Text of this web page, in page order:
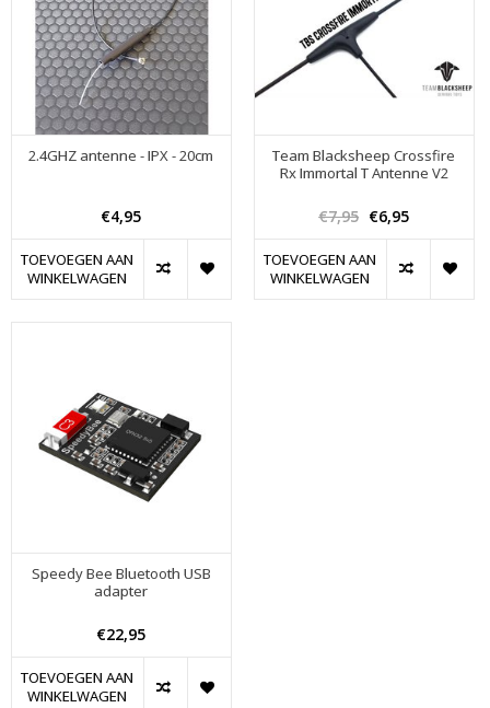
2.4GHZ antenne - IPX - 20cm
€4,95
TOEVOEGEN AAN
WINKELWAGEN
Team Blacksheep Crossfire
Rx Immortal T Antenne V2
€7,95 €6,95
TOEVOEGEN AAN
WINKELWAGEN
Speedy Bee Bluetooth USB
adapter
€22,95
TOEVOEGEN AAN
WINKELWAGEN